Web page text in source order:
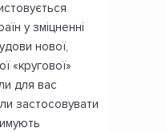
у зміцненні
нової,
«кругової»
для вас
застосовувати